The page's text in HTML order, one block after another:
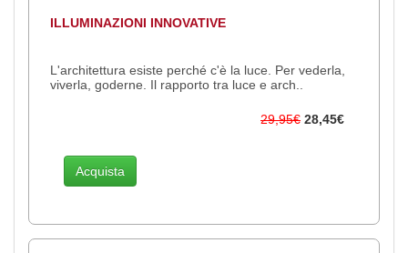
ILLUMINAZIONI INNOVATIVE
L'architettura esiste perché c'è la luce. Per vederla,
viverla, goderne. Il rapporto tra luce e arch..
29,95€ 28,45€
Acquista